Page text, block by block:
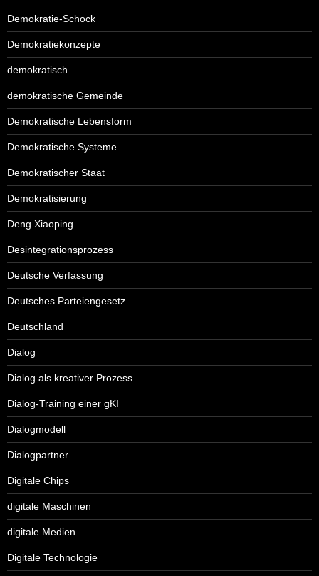
Demokratie-Schock
Demokratiekonzepte
demokratisch
demokratische Gemeinde
Demokratische Lebensform
Demokratische Systeme
Demokratischer Staat
Demokratisierung
Deng Xiaoping
Desintegrationsprozess
Deutsche Verfassung
Deutsches Parteiengesetz
Deutschland
Dialog
Dialog als kreativer Prozess
Dialog-Training einer gKI
Dialogmodell
Dialogpartner
Digitale Chips
digitale Maschinen
digitale Medien
Digitale Technologie